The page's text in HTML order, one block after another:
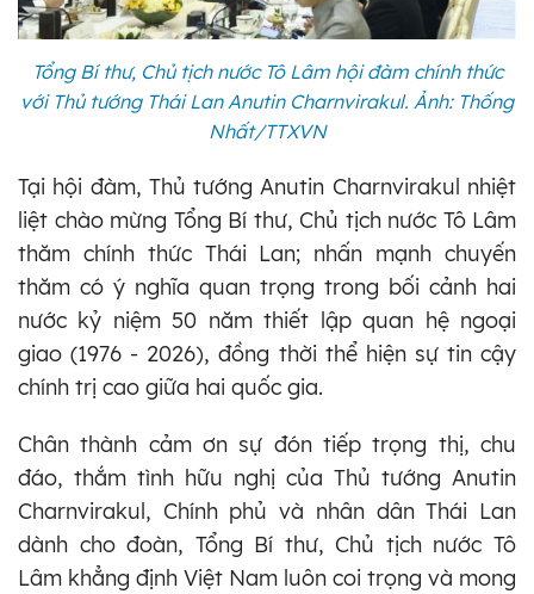
Tổng Bí thư, Chủ tịch nước Tô Lâm hội đàm chính thức
với Thủ tướng Thái Lan Anutin Charnvirakul. Ảnh: Thống
Nhất/TTXVN
Tại hội đàm, Thủ tướng Anutin Charnvirakul nhiệt
liệt chào mừng Tổng Bí thư, Chủ tịch nước Tô Lâm
thăm chính thức Thái Lan; nhấn mạnh chuyến
thăm có ý nghĩa quan trọng trong bối cảnh hai
nước kỷ niệm 50 năm thiết lập quan hệ ngoại
giao (1976 - 2026), đồng thời thể hiện sự tin cậy
chính trị cao giữa hai quốc gia.
Chân thành cảm ơn sự đón tiếp trọng thị, chu
đáo, thắm tình hữu nghị của Thủ tướng Anutin
Charnvirakul, Chính phủ và nhân dân Thái Lan
dành cho đoàn, Tổng Bí thư, Chủ tịch nước Tô
Lâm khẳng định Việt Nam luôn coi trọng và mong